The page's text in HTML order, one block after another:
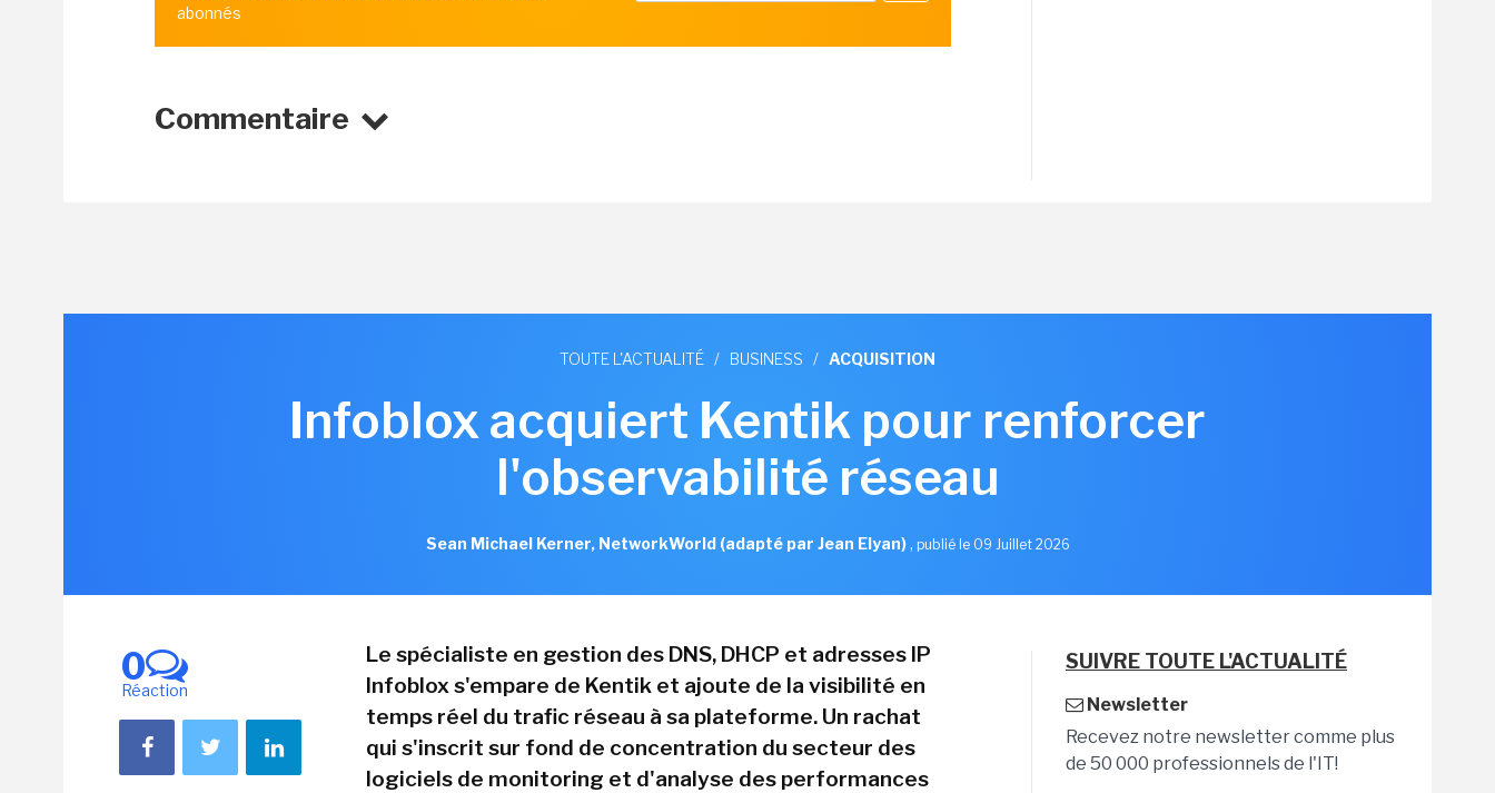
abonnés
Commentaire
TOUTE L'ACTUALITÉ / BUSINESS / ACQUISITION
Infoblox acquiert Kentik pour renforcer
l'observabilité réseau
Sean Michael Kerner, NetworkWorld (adapté par Jean Elyan), publié le 09 Juillet 2026
0
Réaction
Le spécialiste en gestion des DNS, DHCP et adresses IP
Infoblox s'empare de Kentik et ajoute de la visibilité en
temps réel du trafic réseau à sa plateforme. Un rachat
qui s'inscrit sur fond de concentration du secteur des
logiciels de monitoring et d'analyse des performances
SUIVRE TOUTE L'ACTUALITÉ
Newsletter
Recevez notre newsletter comme plus
de 50 000 professionnels de l'IT!